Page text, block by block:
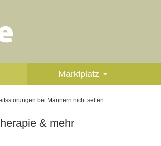
Marktplatz
bei Männern nicht selten
& mehr